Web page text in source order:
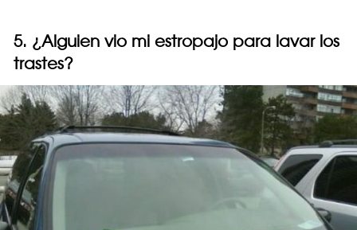
5. ¿Alguien vio mi estropajo para lavar los
trastes?